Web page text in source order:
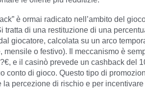
è ormai radicato nell’ambito del
tratta di una restituzione di una
giocatore, calcolata su un arco
mensile o festivo). Il meccanismo è
e il casinò prevede un cashback del
conto di gioco. Questo tipo di
la percezione di rischio e per